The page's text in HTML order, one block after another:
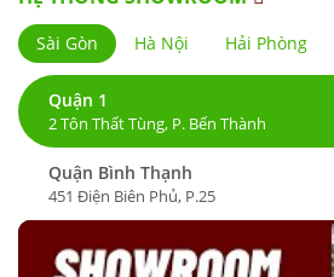
Sài Gòn Hà Nội Hải Phòng
Quận 1
2 Tôn Thất Tùng, P. Bến Thành
Quận Bình Thạnh
451 Điện Biên Phủ, P.25